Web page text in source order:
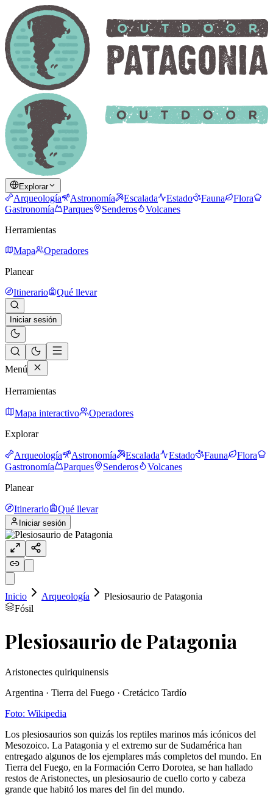
Explorar
Arqueología Astronomía Escalada Estado Fauna
Flora
Gastronomía
Parques Senderos
Volcanes
Herramientas
Mapa
Operadores
Planear
Itinerario
Qué llevar
Iniciar sesión
Menú
Herramientas
Mapa interactivo
Operadores
Explorar
Arqueología Astronomía Escalada Estado Fauna
Flora
Gastronomía
Parques Senderos
Volcanes
Planear
Itinerario Qué llevar
Iniciar sesión
Inicio Arqueología
Plesiosaurio de Patagonia
Fósil
Plesiosaurio de Patagonia
Aristonectes quiriquinensis
Argentina · Tierra del Fuego · Cretácico Tardío
Foto: Wikipedia
Los plesiosaurios son quizás los reptiles marinos más icónicos del
Mesozoico. La Patagonia y el extremo sur de Sudamérica han
entregado algunos de los ejemplares más completos del mundo. En
Tierra del Fuego, en la Formación Cerro Dorotea, se han hallado
restos de Aristonectes, un plesiosaurio de cuello corto y cabeza
grande que habitó los mares del fin del mundo.